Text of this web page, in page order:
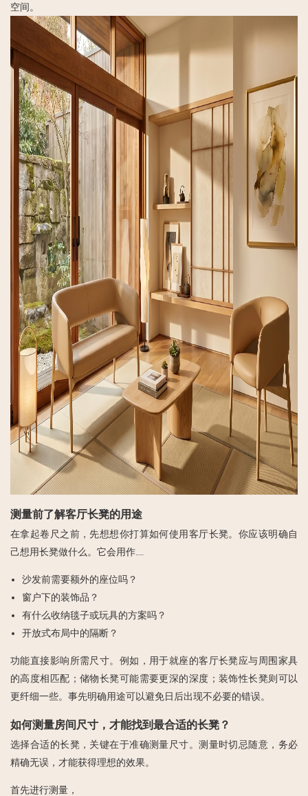
空间。
测量前了解客厅长凳的用途
在拿起卷尺之前，先想想你打算如何使用客厅长凳。你应该明确自
己想用长凳做什么。它会用作……
沙发前需要额外的座位吗？
窗户下的装饰品？
有什么收纳毯子或玩具的方案吗？
开放式布局中的隔断？
功能直接影响所需尺寸。例如，用于就座的客厅长凳应与周围家具
的高度相匹配；储物长凳可能需要更深的深度；装饰性长凳则可以
更纤细一些。事先明确用途可以避免日后出现不必要的错误。
如何测量房间尺寸，才能找到最合适的长凳？
选择合适的长凳，关键在于准确测量尺寸。测量时切忌随意，务必
精确无误，才能获得理想的效果。
首先进行测量，